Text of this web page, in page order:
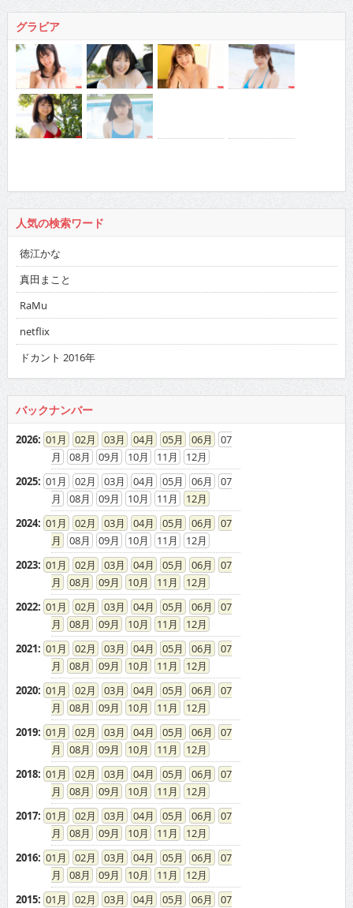
グラビア
人気の検索ワード
徳江かな
真田まこと
RaMu
netflix
ドカント 2016年
バックナンバー
2026: 01 02 03 04 05 06
07
08
09 10 11
12
2025: 01 02 03 04 05 06
07
08
09 10 11
12
2024: 01 02 03 04 05 06
07
08
09 10 11
12
2023: 01 02 03 04 05 06
07
08
09 10 11
12
2022: 01 02 03 04 05 06
07
08
09 10 11
12
2021: 01 02 03 04 05 06
07
08
09 10 11
12
2020: 01 02 03 04 05 06
07
08
09 10 11
12
2019: 01 02 03 04 05 06
07
08
09 10 11
12
2018: 01 02 03 04 05 06
07
08
09 10 11
12
2017: 01 02 03 04 05 06
07
08
09 10 11
12
2016: 01 02 03 04 05 06
07
08
09 10 11
12
2015: 01 02 03 04 05 06
07